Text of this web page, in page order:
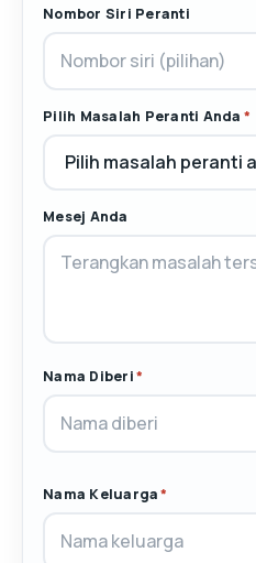
Nombor Siri Peranti
Pilih Masalah Peranti Anda *
Mesej Anda
Nama Diberi*
Nama Keluarga*